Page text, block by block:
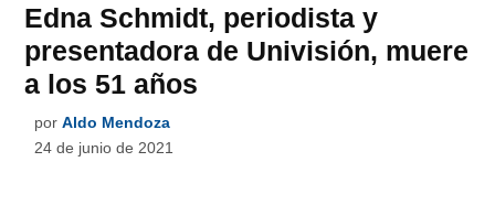
Edna Schmidt, periodista y
presentadora de Univisión, muere
a los 51 años
por Aldo Mendoza
24 de junio de 2021